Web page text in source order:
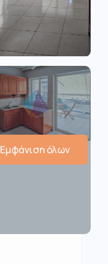
Εμφάνιση όλων